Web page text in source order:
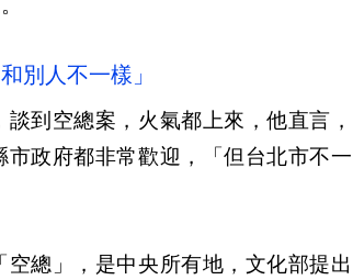
別人不一樣」
到空總案，火氣都上來，他直言，
政府都非常歡迎，「但台北市不一
總」，是中央所有地，文化部提出